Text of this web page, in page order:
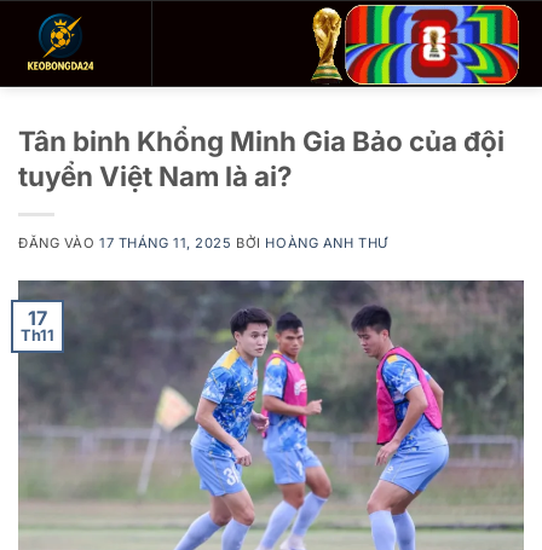
Tân binh Khổng Minh Gia Bảo của đội
tuyển Việt Nam là ai?
ĐĂNG VÀO17 THÁNG 11, 2025 BỞI HOÀNG ANH THƯ
17
Th11